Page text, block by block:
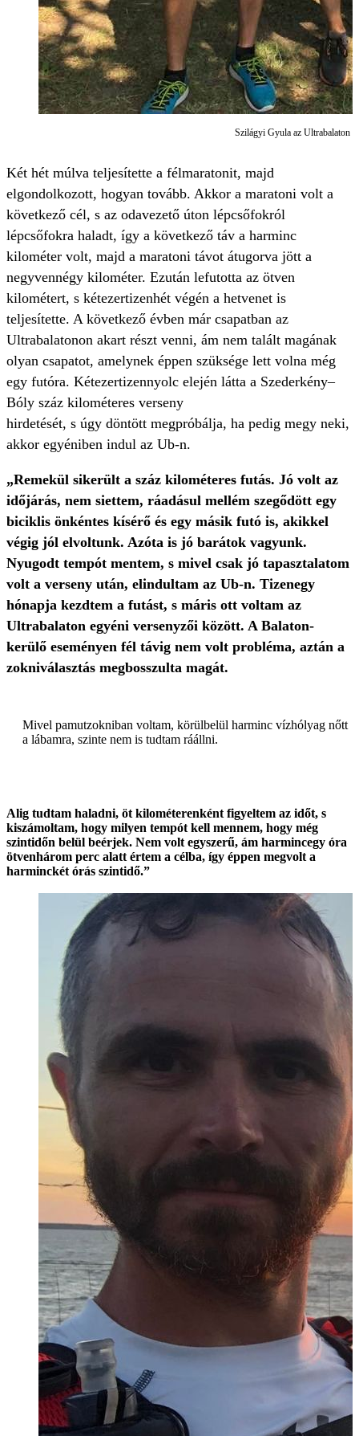
Szilágyi Gyula az Ultrabalaton
Két hét múlva teljesítette a félmaratonit, majd
elgondolkozott, hogyan tovább. Akkor a maratoni volt a
következő cél, s az odavezető úton lépcsőfokról
lépcsőfokra haladt, így a következő táv a harminc
kilométer volt, majd a maratoni távot átugorva jött a
negyvennégy kilométer. Ezután lefutotta az ötven
kilométert, s kétezertizenhét végén a hetvenet is
teljesítette. A következő évben már csapatban az
Ultrabalatonon akart részt venni, ám nem talált magának
olyan csapatot, amelynek éppen szüksége lett volna még
egy futóra. Kétezertizennyolc elején látta a Szederkény–
Bóly száz kilométeres verseny
hirdetését, s úgy döntött megpróbálja, ha pedig megy neki,
akkor egyéniben indul az Ub-n.
„Remekül sikerült a száz kilométeres futás. Jó volt az
időjárás, nem siettem, ráadásul mellém szegődött egy
biciklis önkéntes kísérő és egy másik futó is, akikkel
végig jól elvoltunk. Azóta is jó barátok vagyunk.
Nyugodt tempót mentem, s mivel csak jó tapasztalatom
volt a verseny után, elindultam az Ub-n. Tizenegy
hónapja kezdtem a futást, s máris ott voltam az
Ultrabalaton egyéni versenyzői között. A Balaton-
kerülő eseményen fél távig nem volt probléma, aztán a
zokniválasztás megbosszulta magát.
Mivel pamutzokniban voltam, körülbelül harminc vízhólyag nőtt
a lábamra, szinte nem is tudtam ráállni.
Alig tudtam haladni, öt kilométerenként figyeltem az időt, s
kiszámoltam, hogy milyen tempót kell mennem, hogy még
szintidőn belül beérjek. Nem volt egyszerű, ám harmincegy óra
ötvenhárom perc alatt értem a célba, így éppen megvolt a
harminckét órás szintidő.”